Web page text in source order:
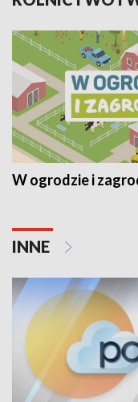
W ogrodzie i
INNE